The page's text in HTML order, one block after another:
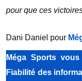
pour que ces
Dani Daniel pour
Méga Sports
Fiabilité des